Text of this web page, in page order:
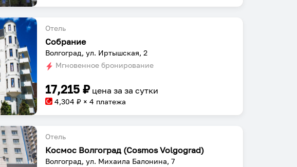
Отель
Собрание
Волгоград, ул. Иртышская, 2
Мгновенное бронирование
17,215 ₽ цена заза сутки
4,304 ₽ × 4 платежа
Отель
Космос Волгоград (Cosmos Volgograd)
Волгоград, ул. Михаила Балонина, 7